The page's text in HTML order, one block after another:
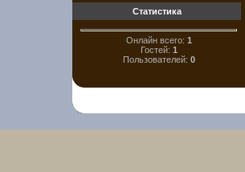
Статистика
Онлайн всего: 1
Гостей: 1
Пользователей: 0